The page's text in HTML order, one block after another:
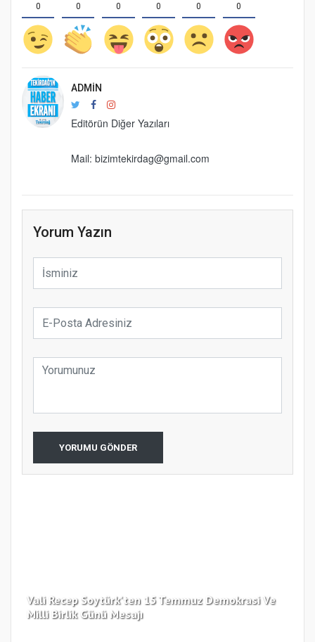
0 0 0 0 0 0
ADMIN
Editörün Diğer Yazıları
Mail: bizimtekirdag@gmail.com
Yorum Yazın
YORUMU GÖNDER
Vali Recep Soytürk'ten 15 Temmuz Demokrasi Ve
Milli Birlik Günü Mesajı